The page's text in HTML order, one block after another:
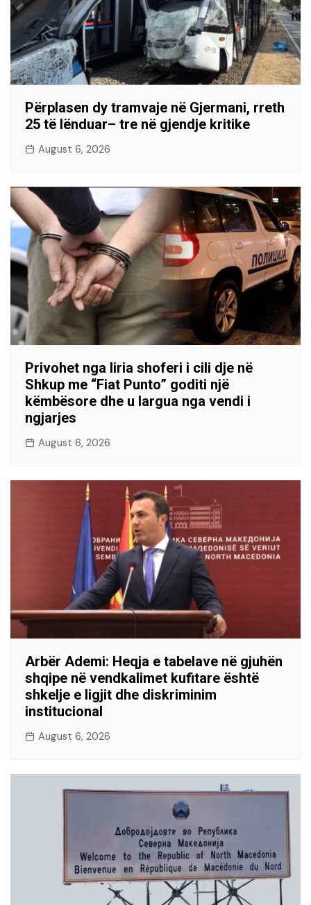
Përplasen dy tramvaje në Gjermani, rreth
25 të lënduar– tre në gjendje kritike
August 6, 2026
Privohet nga liria shoferi i cili dje në
Shkup me “Fiat Punto” goditi një
këmbësore dhe u largua nga vendi i
ngjarjes
August 6, 2026
Arbër Ademi: Heqja e tabelave në gjuhën
shqipe në vendkalimet kufitare është
shkelje e ligjit dhe diskriminim
institucional
August 6, 2026